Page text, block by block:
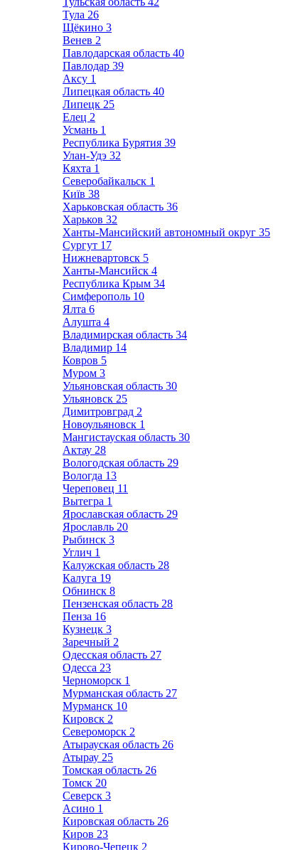
Тула 26
Щёкино 3
Венев 2
Павлодарская область 40
Павлодар 39
Аксу 1
Липецкая область 40
Липецк 25
Елец 2
Усмань 1
Республика Бурятия 39
Улан-Удэ 32
Кяхта 1
Северобайкальск 1
Київ 38
Харьковская область 36
Харьков 32
Ханты-Мансийский автономный округ 35
Сургут 17
Нижневартовск 5
Ханты-Мансийск 4
Республика Крым 34
Симферополь 10
Ялта 6
Алушта 4
Владимирская область 34
Владимир 14
Ковров 5
Муром 3
Ульяновская область 30
Ульяновск 25
Димитровград 2
Новоульяновск 1
Мангистауская область 30
Актау 28
Вологодская область 29
Вологда 13
Череповец 11
Вытегра 1
Ярославская область 29
Ярославль 20
Рыбинск 3
Углич 1
Калужская область 28
Калуга 19
Обнинск 8
Пензенская область 28
Пенза 16
Кузнецк 3
Заречный 2
Одесская область 27
Одесса 23
Черноморск 1
Мурманская область 27
Мурманск 10
Кировск 2
Североморск 2
Атырауская область 26
Атырау 25
Томская область 26
Томск 20
Северск 3
Асино 1
Кировская область 26
Киров 23
Кирово-Чепецк 2